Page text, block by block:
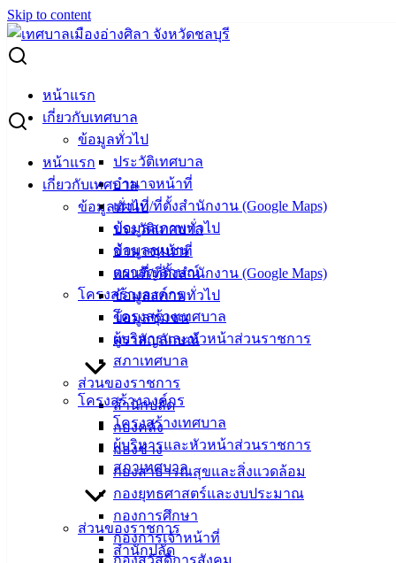
Skip to content
หน้าแรก
เกี่ยวกับเทศบาล
ข้อมูลทั่วไป
ประวัติเทศบาล
อำนาจหน้าที่
แผนที่/ที่ตั้งสำนักงาน (Google Maps)
ข้อมูลสภาพทั่วไป
ข้อมูลชุมชน
ตราสัญลักษณ์
โครงสร้างองค์กร
โครงสร้างเทศบาล
ผู้บริหารและหัวหน้าส่วนราชการ
สภาเทศบาล
ส่วนของราชการ
สำนักปลัด
กองคลัง
กองช่าง
กองสาธารณสุขและสิ่งแวดล้อม
กองยุทธศาสตร์และงบประมาณ
กองการศึกษา
กองการเจ้าหน้าที่
กองสวัสดิการสังคม
หน้าแรก
เกี่ยวกับเทศบาล
ข้อมูลทั่วไป
ประวัติเทศบาล
อำนาจหน้าที่
แผนที่/ที่ตั้งสำนักงาน (Google Maps)
ข้อมูลสภาพทั่วไป
ข้อมูลชุมชน
ตราสัญลักษณ์
โครงสร้างองค์กร
โครงสร้างเทศบาล
ผู้บริหารและหัวหน้าส่วนราชการ
สภาเทศบาล
ส่วนของราชการ
สำนักปลัด
Search for:
โรคน้องหมามากับหน้าฝน
โรคน้องหมามากับหน้าฝน
กรกฎาคม 31, 2024กรกฎาคม 31, 2024
ข่าวสารน่ารู้
รับมือโรคน้องหมาที่มากับหน้าฝน : โรคพยาธิเม็ดเลือด ส่งผล
ให้การทำงานของเลือดผิดปกติ ติดต่อได้จากการถูกเห็บ หมัดกัด
หรือการกินเห็บ หมัด หรือการถ่ายเลือดจากสัตว์ป่วย *มีอาการ
ซึม เบื่ออาหาร มีไข้ มีน้ำมูก มีจ้ำเลือดตามตัว **อาการรุนแรงที่
พบจะถ่าย หรืออาเจียนเป็นเลือด
: งานสัตวแพทย์ กองสาธารณสุขและสิ่งแวดล้อม เทศบาลเมือง